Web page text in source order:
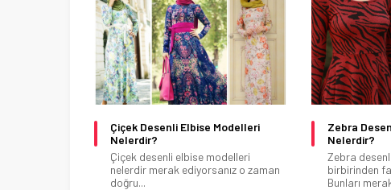
Çiçek Desenli Elbise Modelleri
Nelerdir?
Çiçek desenli elbise modelleri
nelerdir merak ediyorsanız o zaman
doğru...
Zebra
Nelerdir?
Zebra
birbirinden
Bunları